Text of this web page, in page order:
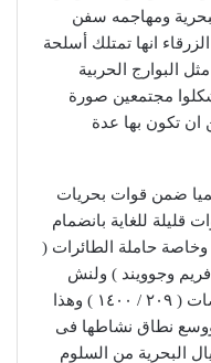
ومهاجمه سفن
انها تمتلك أسلحة
البوارج الحربية
مجتمعين صورة
تكون بها عدة
ضمن قوات بحريات
قليلة للغاية بانضمام
حاملة الطائرات (
وجوويند ) ولنش
الصواريخ الروسي ( مولينيا ) والغواصات ( ٢٠٩ / ١٤٠٠ ) وهذا
ووسع نطاق نشاطها فى
البحرية من السلوم